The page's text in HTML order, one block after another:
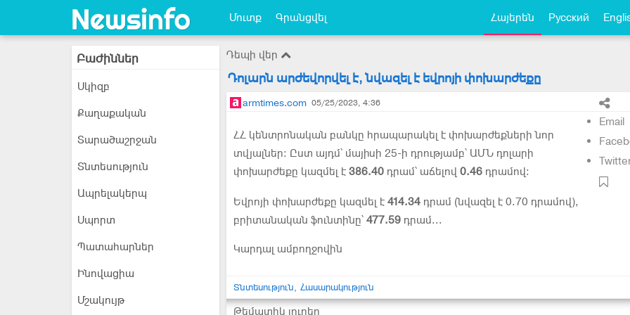
Մուտք Գրանցվել Հայերեն Русский
Բաժիններ
Սկիզբ
Քաղաքական
Տարածաշրջան
Տնտեսություն
Ապրելակերպ
Սպորտ
Պատահարներ
Ինովացիա
Մշակույթ
Դեպի վեր
Դոլարն արժեվորվել է, նվազել է եվրոյի փոխարժեքը
armtimes.com 05/25/2023, 4:36
Email
ՀՀ կենտրոնական բանկը հրապարակել է փոխարժեքների նոր
տվյալներ: Ըստ այդմ՝ մայիսի 25-ի դրությամբ՝ ԱՄՆ դոլարի
փոխարժեքը կազմել է 386.40 դրամ՝ աճելով 0.46 դրամով:
Եվրոյի փոխարժեքը կազմել է 414.34 դրամ (նվազել է 0.70 դրամով),
բրիտանական ֆունտինը՝ 477.59 դրամ...
Կարդալ ամբողջովին
Տնտեսություն Հասարակություն
Թեմատիկ լուրեր